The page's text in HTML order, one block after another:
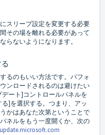
スリープ設定を変更する必要
その場を離れる必要があって
らないようになります。
るのもいい方法です。パフォ
ンロードされるのは避けたい
ート]コントロールパネルを
]を選択する。つまり、アッ
かはあなた次第ということで
ネルをもう一度開くか、次の